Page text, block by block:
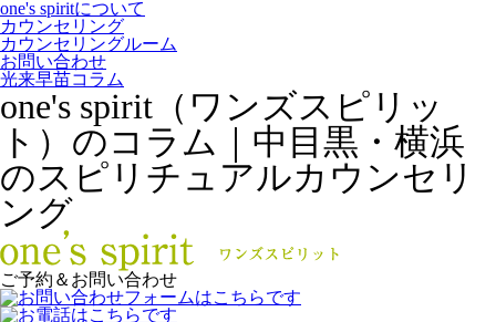
one's spiritについて
カウンセリング
カウンセリングルーム
お問い合わせ
光来早苗コラム
one's spirit（ワンズスピリッ
ト）のコラム｜中目黒・横浜
のスピリチュアルカウンセリ
ング
ご予約＆お問い合わせ